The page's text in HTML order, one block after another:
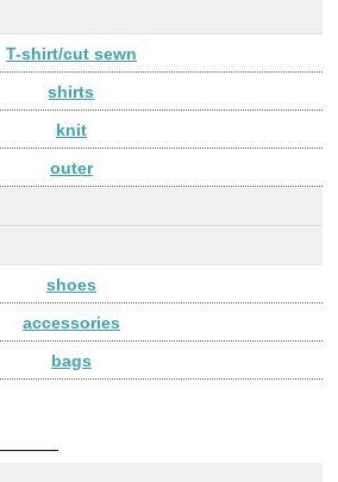
T-shirt/cut sewn
shirts
knit
outer
shoes
accessories
bags